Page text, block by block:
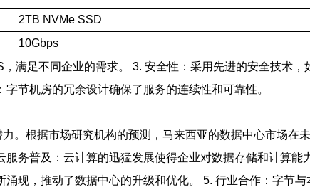
2TB NVMe SSD
10Gbps
满足不同企业的需求。 3. 安全性：采用先进的安全技术
节机房的冗余设计确保了服务的连续性和可靠性。
。根据市场研究机构的预测，马来西亚的数据中心市场在
务普及：云计算的迅猛发展使得企业对数据存储和计算
现，推动了数据中心的升级和优化。 5. 行业合作：字节与